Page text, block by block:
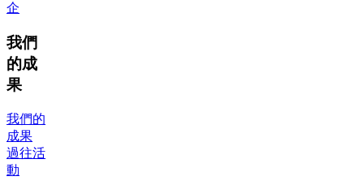
企
我們
的成
果
我們的
成果
過往活
動